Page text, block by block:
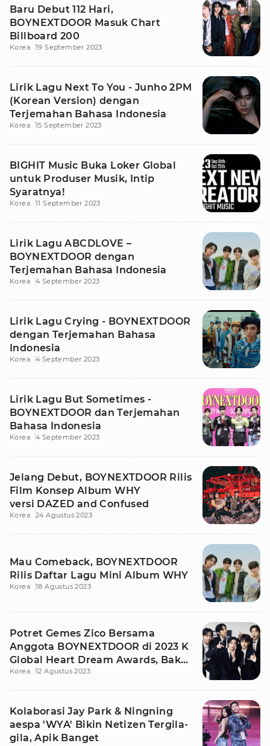
Baru Debut 112 Hari,
BOYNEXTDOOR Masuk Chart
Billboard 200
Korea 19 September 2023
Lirik Lagu Next To You - Junho 2PM
(Korean Version) dengan
Terjemahan Bahasa Indonesia
Korea 15 September 2023
BIGHIT Music Buka Loker Global
untuk Produser Musik, Intip
Syaratnya!
Korea 11 September 2023
Lirik Lagu ABCDLOVE –
BOYNEXTDOOR dengan
Terjemahan Bahasa Indonesia
Korea 4 September 2023
Lirik Lagu Crying - BOYNEXTDOOR
dengan Terjemahan Bahasa
Indonesia
Korea 4 September 2023
Lirik Lagu But Sometimes -
BOYNEXTDOOR dan Terjemahan
Bahasa Indonesia
Korea 4 September 2023
Jelang Debut, BOYNEXTDOOR Rilis
Film Konsep Album WHY
versi DAZED and Confused
Korea 24 Agustus 2023
Mau Comeback, BOYNEXTDOOR
Rilis Daftar Lagu Mini Album WHY
Korea 18 Agustus 2023
Potret Gemes Zico Bersama
Anggota BOYNEXTDOOR di 2023 K
Global Heart Dream Awards, Bak
Seumuran!
Korea 12 Agustus 2023
Kolaborasi Jay Park & Ningning
aespa 'WYA' Bikin Netizen Tergila-
gila, Apik Banget